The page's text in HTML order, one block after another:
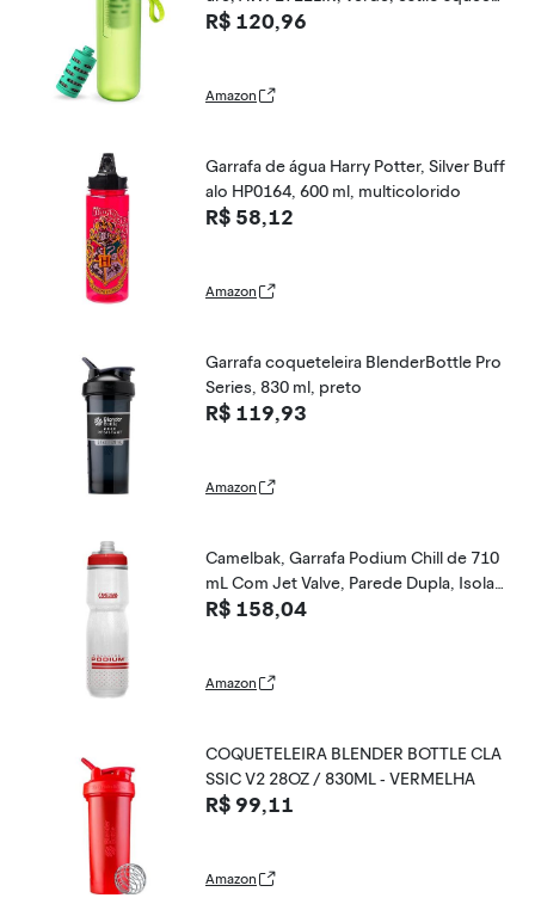
e, 590 ml, Filtro Adventure, AWP294/A
R$ 120,96
Amazon
Garrafa de água Harry Potter, Silver Buff
alo HP0164, 600 ml, multicolorido
R$ 58,12
Amazon
Garrafa coqueteleira BlenderBottle Pro
Series, 830 ml, preto
R$ 119,93
Amazon
Camelbak, Garrafa Podium Chill de 710
mL Com Jet Valve, Parede Dupla, Isola
mento Térmico, Trava De Segurança, Se
R$ 158,04
Amazon
COQUETELEIRA BLENDER BOTTLE CLA
SSIC V2 28OZ / 830ML - VERMELHA
R$ 99,11
Amazon